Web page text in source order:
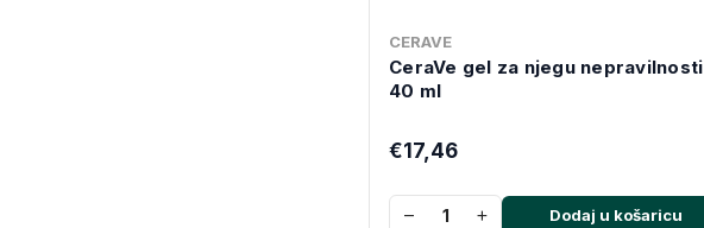
CERAVE
CeraVe gel za njegu nepravilnosti
40 ml
€17,46
− + Dodaj u košaricu